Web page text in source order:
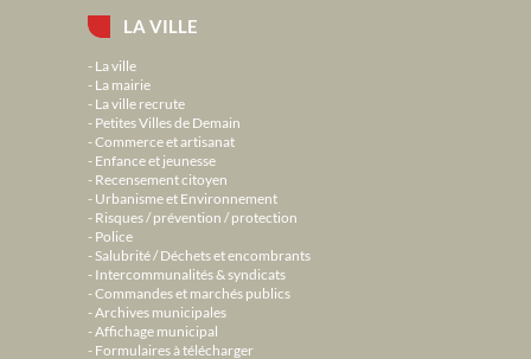
LA VILLE
La ville
La mairie
La ville recrute
Petites Villes de Demain
Commerce et artisanat
Enfance et jeunesse
Recensement citoyen
Urbanisme et Environnement
Risques / prévention / protection
Police
Salubrité / Déchets et encombrants
Intercommunalités & syndicats
Commandes et marchés publics
Archives municipales
Affichage municipal
Formulaires à télécharger